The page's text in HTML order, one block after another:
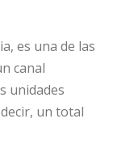
es una de las
canal
unidades
un total